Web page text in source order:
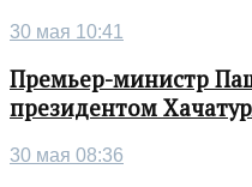
30 мая 10:41
Премьер-министр
президентом
30 мая 08:36